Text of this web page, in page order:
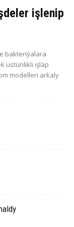
işlenip
bakteriýalara
üstünlikli işläp
modelleri arkaly